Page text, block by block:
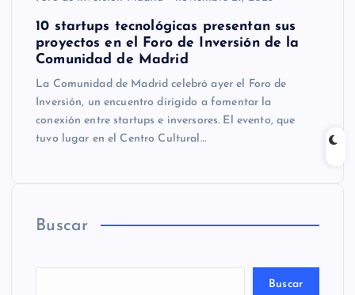
10 startups tecnológicas presentan sus
proyectos en el Foro de Inversión de la
Comunidad de Madrid
La Comunidad de Madrid celebró ayer el Foro de
Inversión, un encuentro dirigido a fomentar la
conexión entre startups e inversores. El evento, que
tuvo lugar en el Centro Cultural…
Buscar
Buscar